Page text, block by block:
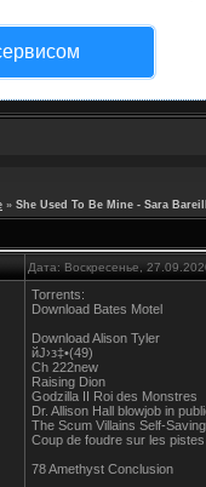
» She Used To Be Mine - Sara
Дата: Воскресенье,
Torrents:
Download Bates Motel
Download Alison Tyler
йЈ›з‡•(49)
Ch 222new
Raising Dion
Godzilla II Roi des Monstres
Dr. Allison Hall blowjob in
The Scum Villains Self-
Coup de foudre sur les pistes
78 Amethyst Conclusion